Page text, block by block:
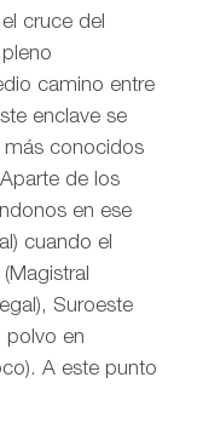
cruce del
camino entre
enclave se
más conocidos
de los
en ese
cuando el
Suroeste
polvo en
A este punto